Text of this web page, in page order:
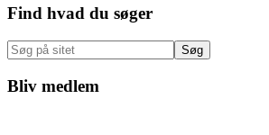
Primær
Sidebar
Find hvad du søger
Søg
på
sitet
Bliv medlem